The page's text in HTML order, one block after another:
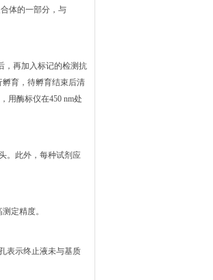
体的一部分，与
，再加入标记的检测抗
育，待孵育结束后清
用酶标仪在450 nm处
。此外，每种试剂应
定精度。
表示终止液未与基质